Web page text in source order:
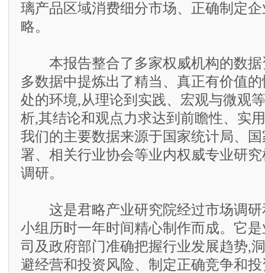
璃产品区域消费细分市场、正确制定
略。
本报告整合了多家权威机构的数据
多数据中提炼出了精当、真正有价值
处的环境,从理论到实践、宏观与微观
析,其结论和观点力求达到前瞻性、实
我们的主要数据来源于国家统计局、
署、相关行业协会等业内权威专业研
调研。
这是君略产业研究院经过市场调研
小组历时一年时间精心制作而成。它
司及政府部门准确把握行业发展趋势,
避经营和投资风险、制定正确竞争和